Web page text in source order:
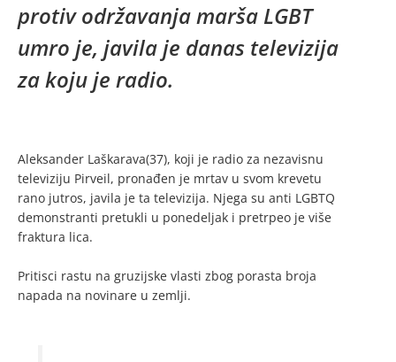
protiv održavanja marša LGBT
umro je, javila je danas televizija
za koju je radio.
Aleksander Laškarava(37), koji je radio za nezavisnu
televiziju Pirveil, pronađen je mrtav u svom krevetu
rano jutros, javila je ta televizija. Njega su anti LGBTQ
demonstranti pretukli u ponedeljak i pretrpeo je više
fraktura lica.
Pritisci rastu na gruzijske vlasti zbog porasta broja
napada na novinare u zemlji.